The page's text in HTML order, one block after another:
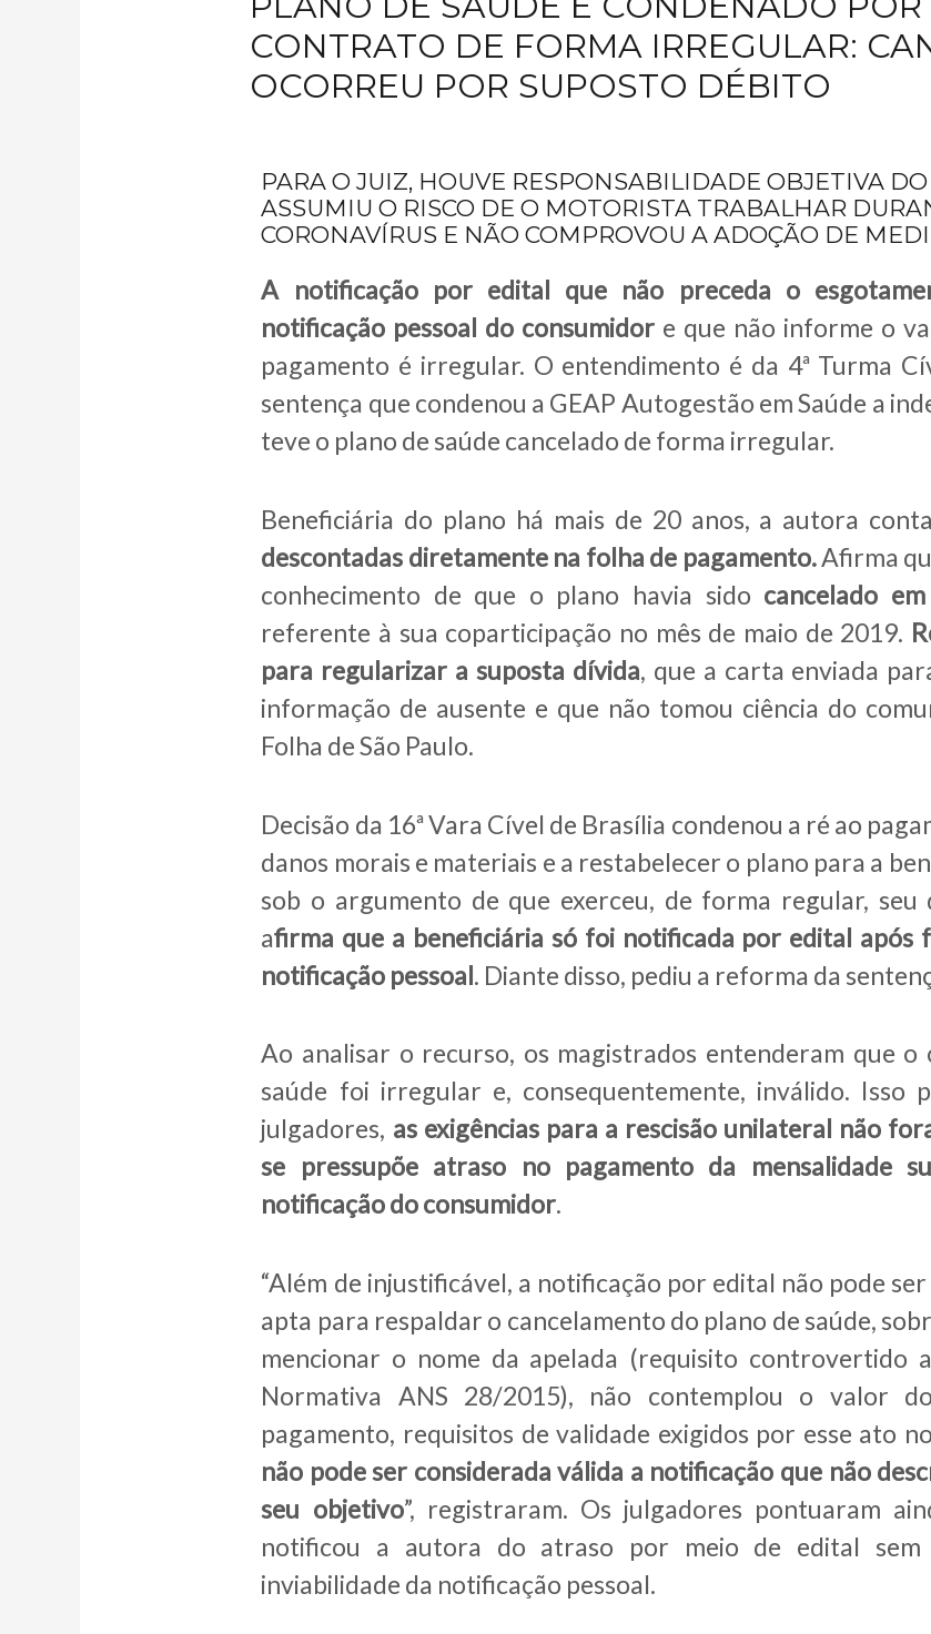
CONTRATO DE FORMA IRREGULAR:
OCORREU POR SUPOSTO DÉBITO
PARA O JUIZ, HOUVE RESPONSABILIDADE OBJETIVA
ASSUMIU O RISCO DE O MOTORISTA TRABALHAR
CORONAVÍRUS E NÃO COMPROVOU A ADOÇÃO DE
A notificação por edital que não preceda o
notificação pessoal do consumidor e que não informe o
pagamento é irregular. O entendimento é da 4ª Turma
sentença que condenou a GEAP Autogestão em Saúde a
teve o plano de saúde cancelado de forma irregular.
Beneficiária do plano há mais de 20 anos, a autora
descontadas diretamente na folha de pagamento.Afirma
conhecimento de que o plano havia sido cancelado
referente à sua coparticipação no mês de maio de 2019.
para regularizar a suposta dívida, que a carta enviada
informação de ausente e que não tomou ciência do
Folha de São Paulo.
Decisão da 16ª Vara Cível de Brasília condenou a ré ao
danos morais e materiais e a restabelecer o plano para a
sob o argumento de que exerceu, de forma regular,
afirma que a beneficiária só foi notificada por edital após
notificação pessoal. Diante disso, pediu a reforma da
Ao analisar o recurso, os magistrados entenderam que o
saúde foi irregular e, consequentemente, inválido. Isso
julgadores, as exigências para a rescisão unilateral não
se pressupõe atraso no pagamento da mensalidade
notificação do consumidor.
“Além de injustificável, a notificação por edital não pode
apta para respaldar o cancelamento do plano de saúde,
mencionar o nome da apelada (requisito controvertido
Normativa ANS 28/2015), não contemplou o valor
pagamento, requisitos de validade exigidos por esse ato
não pode ser considerada válida a notificação que não
seu objetivo”, registraram. Os julgadores pontuaram
notificou a autora do atraso por meio de edital sem
inviabilidade da notificação pessoal.